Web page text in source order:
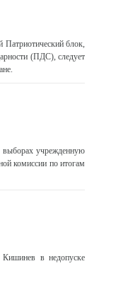
блок,
(ПДС), следует
учрежденную
комиссии по итогам
в недопуске